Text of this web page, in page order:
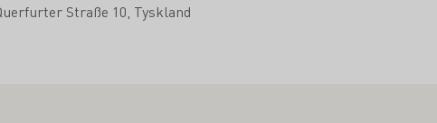
Straße 10 Tyskland